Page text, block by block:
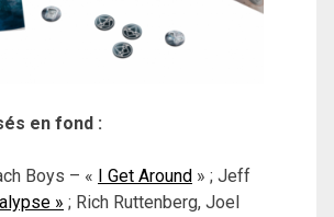
en fond :
Boys – « I Get Around » ; Jeff
» ; Rich Ruttenberg, Joel